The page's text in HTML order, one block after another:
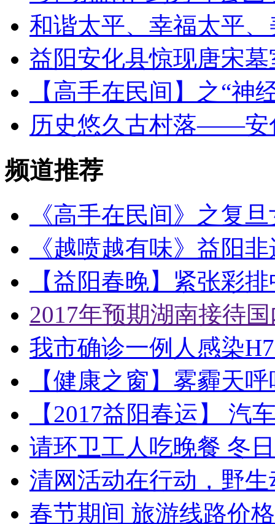
和谐太平、幸福太平
益阳安化县惊现唐宋
【高手在民间】之“神
历史悠久古村落——安
频道推荐
《高手在民间》之复
《越喷越有味》益阳
【益阳春晚】紧张彩
2017年预期湖南接待
我市确诊一例人感染
【健康之窗】雾霾天
【2017益阳春运】 汽
请环卫工人吃晚餐 冬
清网活动在行动，野
春节期间 旅游线路价